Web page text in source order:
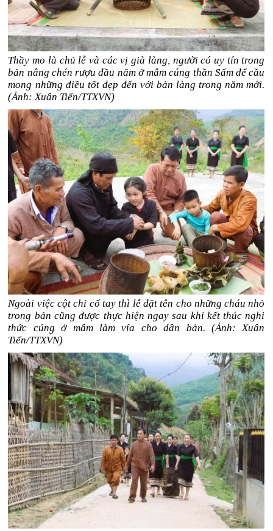
Thầy mo là chủ lễ và các vị già làng, người có uy tín trong
bản nâng chén rượu đầu năm ở mâm cúng thần Sấm để cầu
mong những điều tốt đẹp đến với bản làng trong năm mới.
(Ảnh: Xuân Tiến/TTXVN)
Ngoài việc cột chỉ cổ tay thì lễ đặt tên cho những cháu nhỏ
trong bản cũng được thực hiện ngay sau khi kết thúc nghi
thức cúng ở mâm làm vía cho dân bản. (Ảnh: Xuân
Tiến/TTXVN)